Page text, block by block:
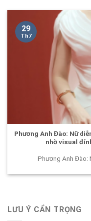
Phương Anh Đào: Nữ
nhờ visual
Phương Anh Đào:
29
Th7
LƯU Ý CẨN TRỌNG